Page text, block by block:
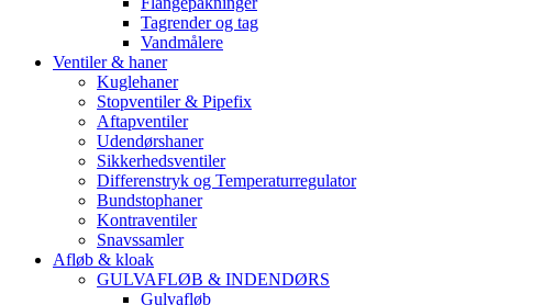
Tagrender og tag
Vandmålere
Ventiler & haner
Kuglehaner
Stopventiler & Pipefix
Aftapventiler
Udendørshaner
Sikkerhedsventiler
Differenstryk og Temperaturregulator
Bundstophaner
Kontraventiler
Snavssamler
Afløb & kloak
GULVAFLØB & INDENDØRS
Gulvafløb